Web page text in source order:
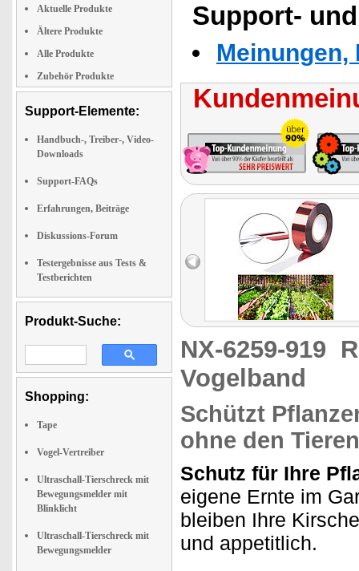
Aktuelle Produkte
Ältere Produkte
Alle Produkte
Zubehör Produkte
Support-Elemente:
Handbuch-, Treiber-, Video-
Downloads
Support-FAQs
Erfahrungen, Beiträge
Diskussions-Forum
Testergebnisse aus Tests &
Testberichten
Produkt-Suche:
Shopping:
Tape
Vogel-Vertreiber
Ultraschall-Tierschreck mit
Bewegungsmelder mit
Blinklicht
Ultraschall-Tierschreck mit
Bewegungsmelder
Support-
NX-6259-919
Vogelband
Schützt
ohne den
Schutz für Ihre
eigene Ernte im
bleiben Ihre
und appetitlich.